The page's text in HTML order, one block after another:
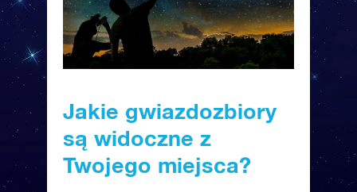
Jakie gwiazdozbiory
są widoczne z
Twojego miejsca?